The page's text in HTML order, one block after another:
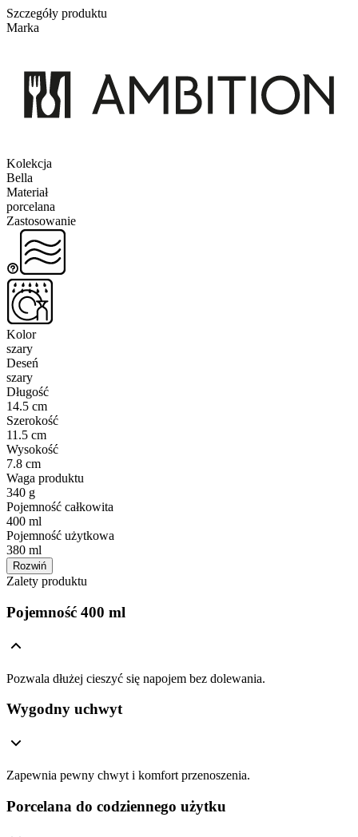
Szczegóły produktu
Marka
Kolekcja
Bella
Materiał
porcelana
Zastosowanie
Kolor
szary
Deseń
szary
Długość
14.5 cm
Szerokość
11.5 cm
Wysokość
7.8 cm
Waga produktu
340 g
Pojemność całkowita
400 ml
Pojemność użytkowa
380 ml
Rozwiń
Zalety produktu
Pojemność 400 ml
Pozwala dłużej cieszyć się napojem bez dolewania.
Wygodny uchwyt
Zapewnia pewny chwyt i komfort przenoszenia.
Porcelana do codziennego użytku